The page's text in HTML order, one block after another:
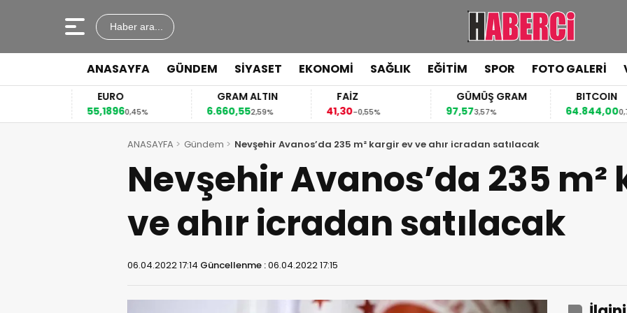
Haber ara...
ANASAYFA GÜNDEM SİYASET EKONOMİ SAĞLIK EĞİTİM SPOR FOTO GALERİ
EURO
55,18960,45%
GRAM ALTIN
6.660,552,59%
FAİZ
41,30-0,55%
GÜMÜŞ GRAM
97,573,57%
BITCOIN
64.844,000,70%
ANASAYFA Gündem Nevşehir Avanos’da 235 m² kargir ev ve ahır icradan satılacak
Nevşehir Avanos’da 235
ve ahır icradan satılacak
06.04.2022 17:14 Güncellenme :06.04.2022 17:15